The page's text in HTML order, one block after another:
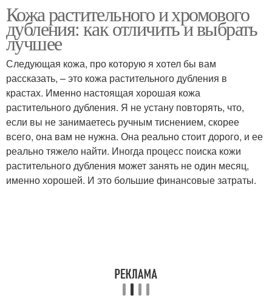
Кожа растительного и хромового
дубления: как отличить и выбрать
лучшее
Следующая кожа, про которую я хотел бы вам
рассказать, – это кожа растительного дубления в
крастах. Именно настоящая хорошая кожа
растительного дубления. Я не устану повторять, что,
если вы не занимаетесь ручным тиснением, скорее
всего, она вам не нужна. Она реально стоит дорого, и ее
реально тяжело найти. Иногда процесс поиска кожи
растительного дубления может занять не один месяц,
именно хорошей. И это большие финансовые затраты.